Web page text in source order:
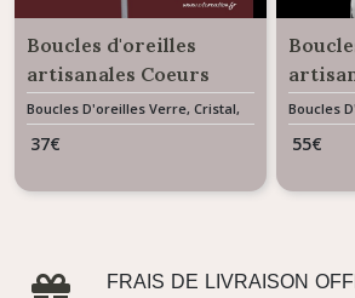
Boucles d'oreilles
artisanales Coeurs
résine AMORE noir
charbon
Boucles D'oreilles Verre, Cristal,
Résine & Céramique
37€
Boucles
Résine &
55€
FRAIS DE LIVRAISON